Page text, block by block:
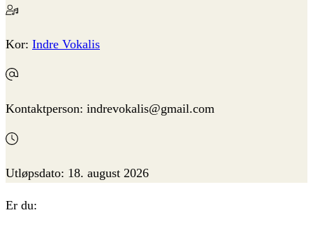
Kor: Indre Vokalis
Kontaktperson: indrevokalis@gmail.com
Utløpsdato: 18. august 2026
Er du: